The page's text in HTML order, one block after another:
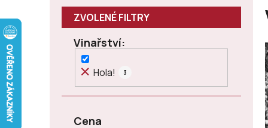
Vinařství
Hola! 3
Cena